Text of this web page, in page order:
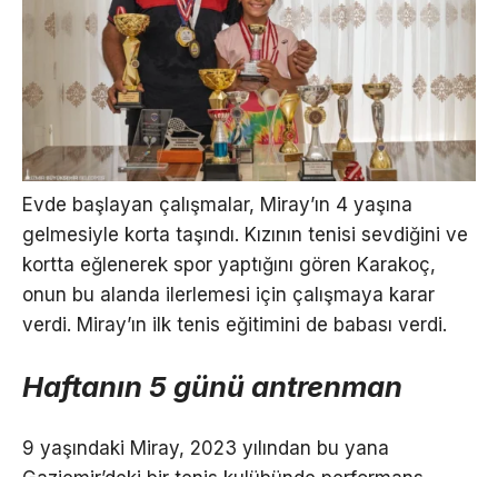
Evde başlayan çalışmalar, Miray’ın 4 yaşına
gelmesiyle korta taşındı. Kızının tenisi sevdiğini ve
kortta eğlenerek spor yaptığını gören Karakoç,
onun bu alanda ilerlemesi için çalışmaya karar
verdi. Miray’ın ilk tenis eğitimini de babası verdi.
Haftanın 5 günü antrenman
9 yaşındaki Miray, 2023 yılından bu yana